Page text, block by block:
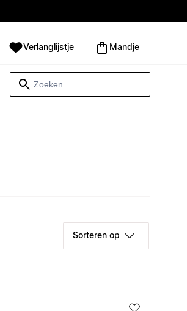
Verlanglijstje Mandje
Sorteren op